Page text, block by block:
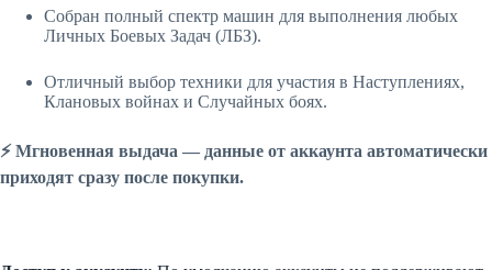
Собран полный спектр машин для выполнения любых
Личных Боевых Задач (ЛБЗ).
Отличный выбор техники для участия в Наступлениях,
Клановых войнах и Случайных боях.
⚡️ Мгновенная выдача — данные от аккаунта автоматически
приходят сразу после покупки.